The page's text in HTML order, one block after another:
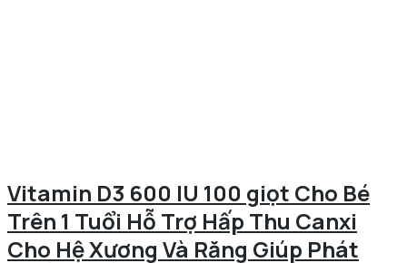
Vitamin D3 600 IU 100 giọt Cho Bé
Trên 1 Tuổi Hỗ Trợ Hấp Thu Canxi
Cho Hệ Xương Và Răng Giúp Phát